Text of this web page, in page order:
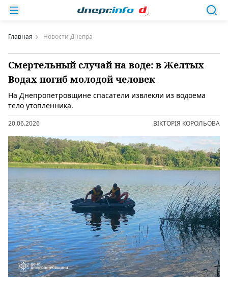
Главная Новости Днепра
Смертельный случай на воде: в Желтых
Водах погиб молодой человек
На Днепропетровщине спасатели извлекли из водоема
тело утопленника.
20.06.2026 ВІКТОРІЯ КОРОЛЬОВА